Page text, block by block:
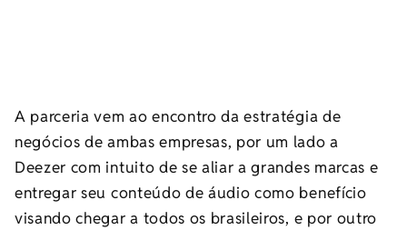
A parceria vem ao encontro da estratégia de
negócios de ambas empresas, por um lado a
Deezer com intuito de se aliar a grandes marcas e
entregar seu conteúdo de áudio como benefício
visando chegar a todos os brasileiros, e por outro